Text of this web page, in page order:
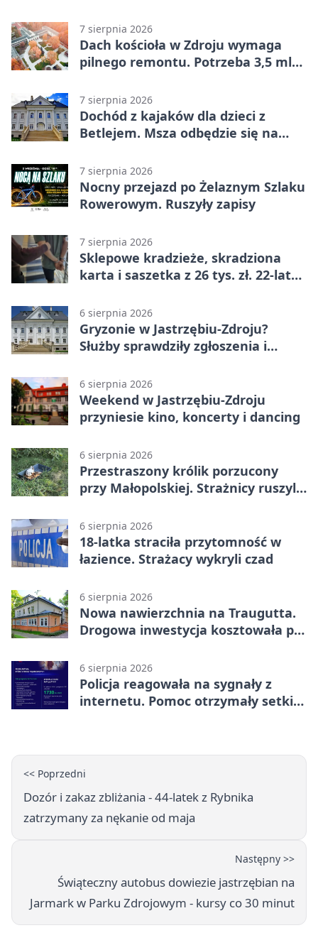
7 sierpnia 2026
Dach kościoła w Zdroju wymaga
pilnego remontu. Potrzeba 3,5 mln
7 sierpnia 2026
Dochód z kajaków dla dzieci z
Betlejem. Msza odbędzie się na
7 sierpnia 2026
Nocny przejazd po Żelaznym Szlaku
Rowerowym. Ruszyły zapisy
7 sierpnia 2026
Sklepowe kradzieże, skradziona
karta i saszetka z 26 tys. zł. 22-latek
6 sierpnia 2026
Gryzonie w Jastrzębiu-Zdroju?
Służby sprawdziły zgłoszenia i
6 sierpnia 2026
Weekend w Jastrzębiu-Zdroju
przyniesie kino, koncerty i dancing
6 sierpnia 2026
Przestraszony królik porzucony
przy Małopolskiej. Strażnicy ruszyli
6 sierpnia 2026
18-latka straciła przytomność w
łazience. Strażacy wykryli czad
6 sierpnia 2026
Nowa nawierzchnia na Traugutta.
Drogowa inwestycja kosztowała pół
6 sierpnia 2026
Policja reagowała na sygnały z
internetu. Pomoc otrzymały setki
<< Poprzedni
Dozór i zakaz zbliżania - 44-latek z Rybnika
zatrzymany za nękanie od maja
Następny >>
Świąteczny autobus dowiezie jastrzębian na
Jarmark w Parku Zdrojowym - kursy co 30 minut